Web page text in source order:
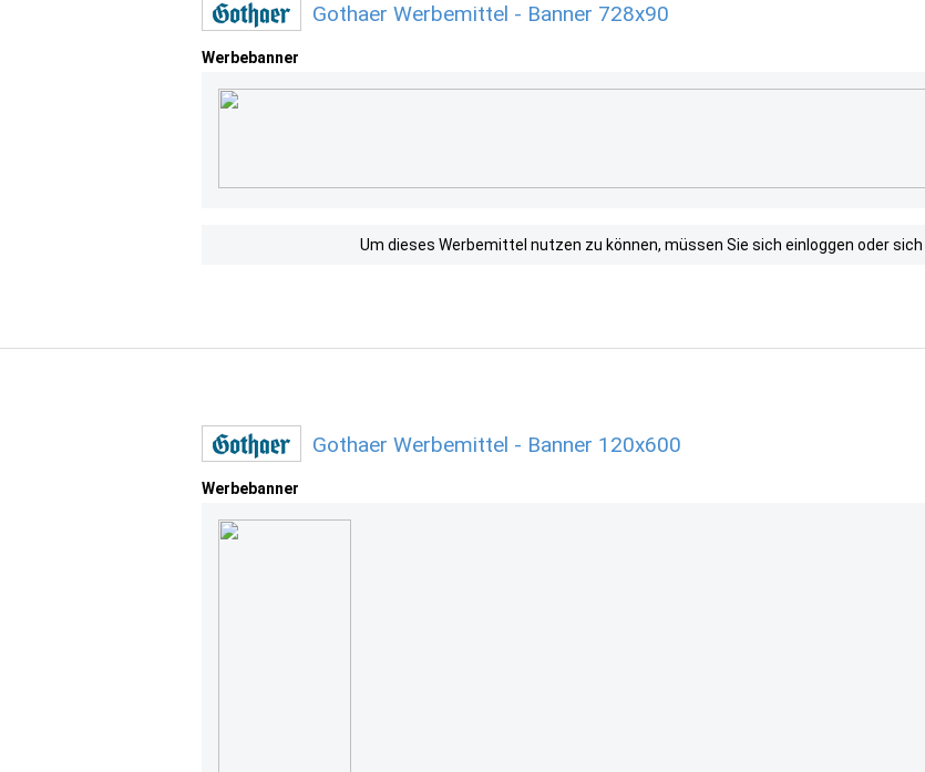
Gothaer Werbemittel - Banner 728x90
Werbebanner
Um dieses Werbemittel nutzen zu können, müssen Sie sich einloggen oder sich
Gothaer Werbemittel - Banner 120x600
Werbebanner